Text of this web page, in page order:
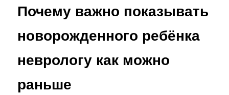
Почему важно показывать
новорожденного ребёнка
неврологу как можно
раньше